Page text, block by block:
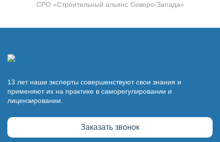
СРО «Строительный альянс Северо-Запада»
13 лет наши эксперты совершенствуют свои знания и
применяют их на практике в саморегулировании и
лицензировании.
Заказать звонок